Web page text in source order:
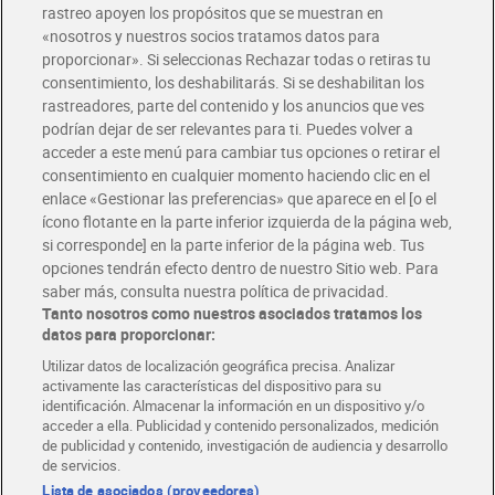
Glovo y Uber Eats
Solicita tu factura de Glovo o Uber Eats
Únete al CLUB Dia
Disfruta las ventajas y ofertas exclusivas.
Descárgate la APP Dia
Folletos y Tiendas
Descubre las mejores ofertas y busca tu tienda más cercana
Tarjeta MaX Dia
Te devuelve hasta 8€/mes de tus compras.
¡Solicita tu tarjeta de crédito aquí!
COMER MEJOR CADA DIA
COLABORA CON DIA ABRE TU TIENDA DIA CORPORATE
rastreo apoyen los propósitos que se muestran en
«nosotros y nuestros socios tratamos datos para
proporcionar». Si seleccionas Rechazar todas o retiras tu
consentimiento, los deshabilitarás. Si se deshabilitan los
rastreadores, parte del contenido y los anuncios que ves
podrían dejar de ser relevantes para ti. Puedes volver a
acceder a este menú para cambiar tus opciones o retirar el
consentimiento en cualquier momento haciendo clic en el
enlace «Gestionar las preferencias» que aparece en el [o el
ícono flotante en la parte inferior izquierda de la página web,
si corresponde] en la parte inferior de la página web. Tus
opciones tendrán efecto dentro de nuestro Sitio web. Para
saber más, consulta nuestra política de privacidad.
Tanto nosotros como nuestros asociados tratamos los
datos para proporcionar:
Utilizar datos de localización geográfica precisa. Analizar
activamente las características del dispositivo para su
identificación. Almacenar la información en un dispositivo y/o
acceder a ella. Publicidad y contenido personalizados, medición
de publicidad y contenido, investigación de audiencia y desarrollo
de servicios.
Lista de asociados (proveedores)